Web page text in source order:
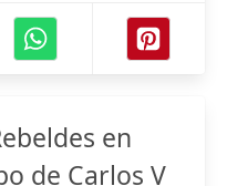
en
de Carlos V